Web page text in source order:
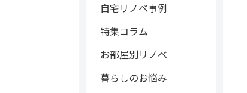
自宅リノベ事例
特集コラム
お部屋別リノベ
暮らしのお悩み